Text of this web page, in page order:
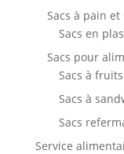
Sacs à pain
Sacs en
Sacs pour
Sacs à
Sacs à
Sacs
Service